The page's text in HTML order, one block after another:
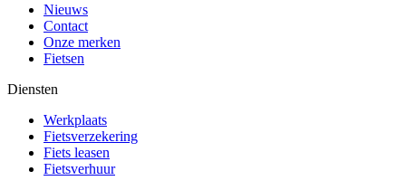
Nieuws
Contact
Onze merken
Fietsen
Diensten
Werkplaats
Fietsverzekering
Fiets leasen
Fietsverhuur